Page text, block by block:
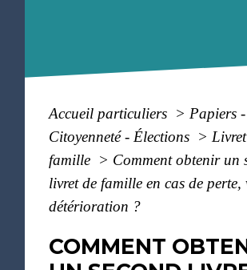
Accueil particuliers > Papiers -
Citoyenneté - Élections >
famille > Comment obtenir un
livret de famille en cas de perte,
détérioration ?
COMMENT